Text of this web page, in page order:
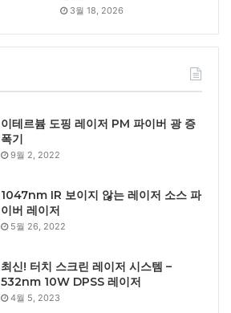
3월 18, 2026
이테르븀 도핑 레이저 PM 파이버 광 증
폭기
9월 2, 2022
1047nm IR 보이지 않는 레이저 소스 파
이버 레이저
5월 26, 2022
최신! 터치 스크린 레이저 시스템 –
532nm 10W DPSS 레이저
4월 5, 2023